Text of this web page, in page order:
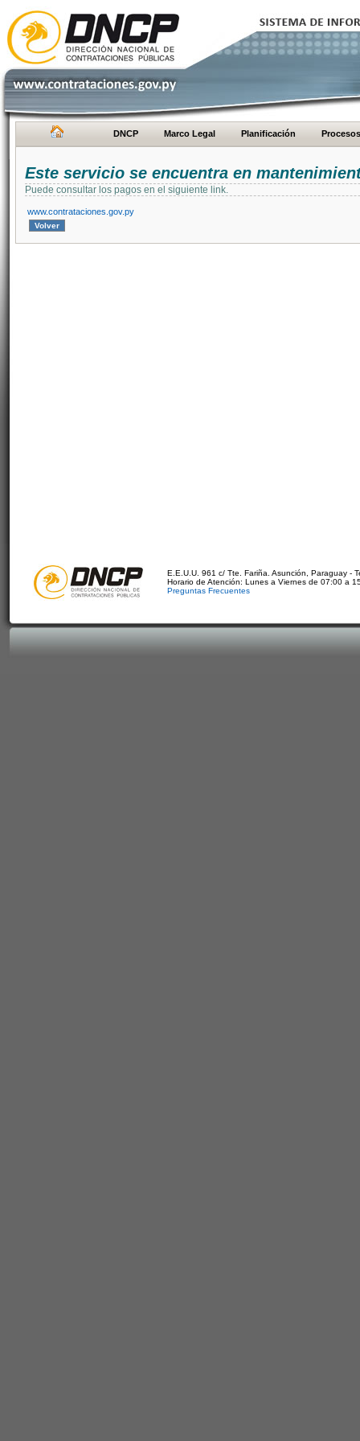
DNCP Marco Legal Planificación Procesos
Este servicio se encuentra en
Puede consultar los pagos en el siguiente link.
www.contrataciones.gov.py
E.E.U.U. 961 c/ Tte. Fariña. Asunción, Paraguay -
Horario de Atención: Lunes a Viernes de 07:00 a
Preguntas Frecuentes